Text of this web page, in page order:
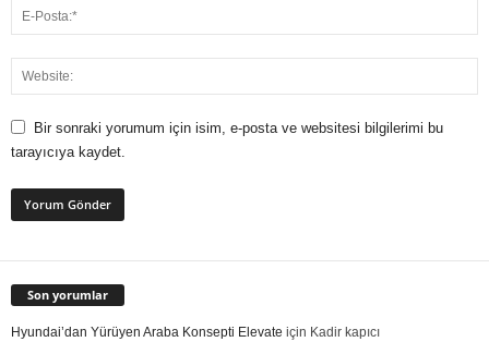
Bir sonraki yorumum için isim, e-posta ve websitesi bilgilerimi bu
tarayıcıya kaydet.
Son yorumlar
Hyundai’dan Yürüyen Araba Konsepti Elevate için Kadir kapıcı